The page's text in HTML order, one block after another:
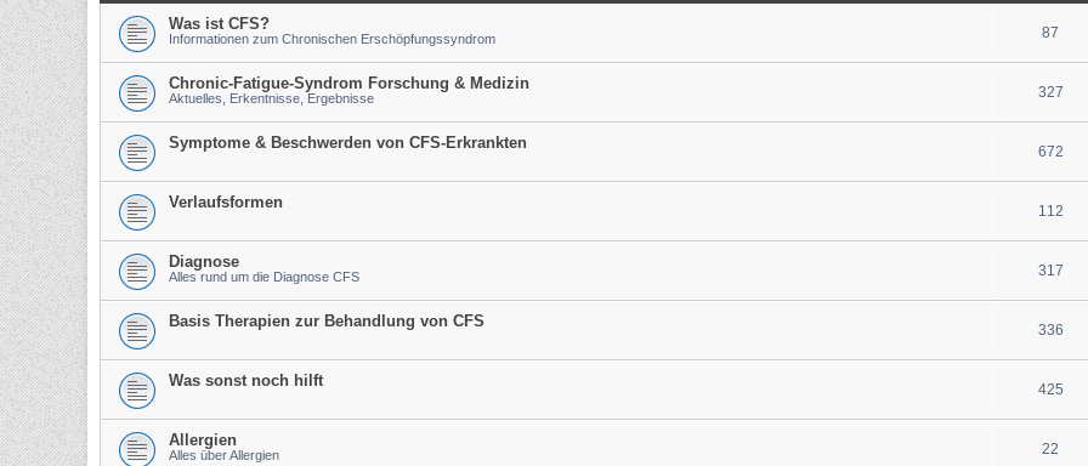
Was ist CFS?
Informationen zum Chronischen Erschöpfungssyndrom 87
Chronic-Fatigue-Syndrom Forschung & Medizin
Aktuelles, Erkentnisse, Ergebnisse 327
Symptome & Beschwerden von CFS-Erkrankten 672
Verlaufsformen 112
Diagnose
Alles rund um die Diagnose CFS 317
Basis Therapien zur Behandlung von CFS 336
Was sonst noch hilft 425
Allergien
Alles über Allergien 22